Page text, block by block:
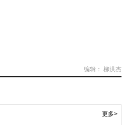
编辑： 柳洪杰
更多>